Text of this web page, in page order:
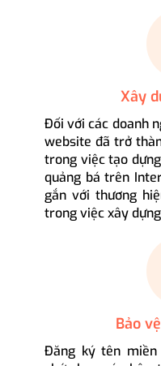
Xây
Đối với các doanh
website đã trở
trong việc tạo
quảng bá trên
gắn với thương
trong việc xây
Bảo
Đăng ký tên miền